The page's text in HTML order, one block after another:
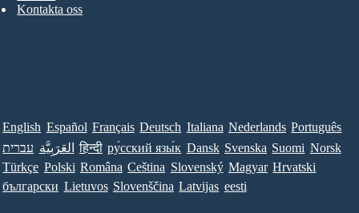
Kontakta oss
English Español Français Deutsch Italiana Nederlands Português
עברית العَرَبِيَّة हिन्दी ру́сский язы́к Dansk Svenska Suomi Norsk
Türkçe Polski Româna Ceština Slovenský Magyar Hrvatski
български Lietuvos Slovenščina Latvijas eesti